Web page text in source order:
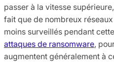
passer à la vitesse
fait que de nombreux
moins surveillés pendant
attaques de ransomware,
augmentent généralement à